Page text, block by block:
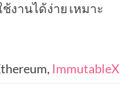
งานได้ง่าย เหมาะ
ImmutableX